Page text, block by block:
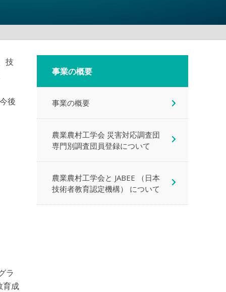
技
今後
ラ
育成
事業の概要
事業の概要
農業農村工学会 災害対応調査団
専門別調査団員登録について
農業農村工学会と JABEE （日本
技術者教育認定機構） について